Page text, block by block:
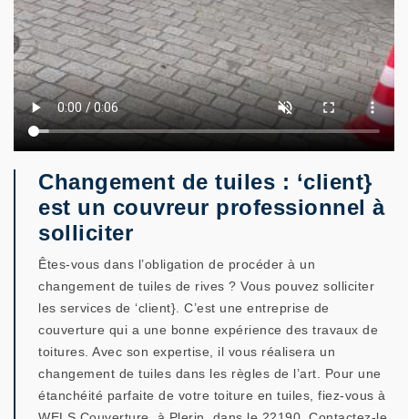
Changement de tuiles : ‘client}
est un couvreur professionnel à
solliciter
Êtes-vous dans l’obligation de procéder à un
changement de tuiles de rives ? Vous pouvez solliciter
les services de ‘client}. C’est une entreprise de
couverture qui a une bonne expérience des travaux de
toitures. Avec son expertise, il vous réalisera un
changement de tuiles dans les règles de l’art. Pour une
étanchéité parfaite de votre toiture en tuiles, fiez-vous à